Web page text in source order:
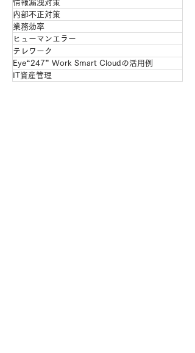
情報漏洩対策
内部不正対策
業務効率
ヒューマンエラー
テレワーク
Eye“247” Work Smart Cloudの活用例
IT資産管理